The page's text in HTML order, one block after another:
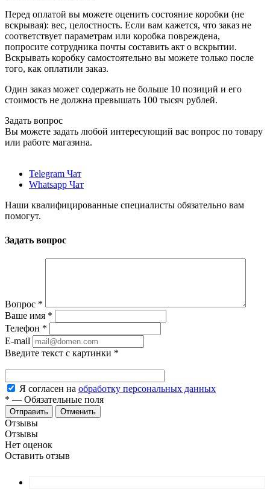
Перед оплатой вы можете оценить состояние коробки (не
вскрывая): вес, целостность. Если вам кажется, что заказ не
соответствует параметрам или коробка повреждена,
попросите сотрудника почты составить акт о вскрытии.
Вскрывать коробку самостоятельно вы можете только после
того, как оплатили заказ.
Один заказ может содержать не больше 10 позиций и его
стоимость не должна превышать 100 тысяч рублей.
Задать вопрос
Вы можете задать любой интересующий вас вопрос по товару
или работе магазина.
Telegram Чат
Whatsapp Чат
Наши квалифицированные специалисты обязательно вам
помогут.
Задать вопрос
Вопрос *
Ваше имя *
Телефон *
E-mail
Введите текст с картинки *
Я согласен на обработку персональных данных
* — Обязательные поля
Отменить
Отзывы
Отзывы
Нет оценок
Оставить отзыв